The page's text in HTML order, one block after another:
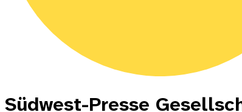
Südwest-Presse